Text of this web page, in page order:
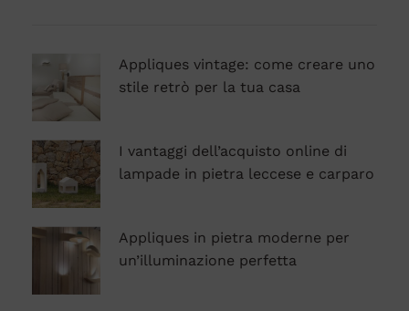
Appliques vintage: come creare uno
stile retrò per la tua casa
I vantaggi dell’acquisto online di
lampade in pietra leccese e carparo
Appliques in pietra moderne per
un’illuminazione perfetta